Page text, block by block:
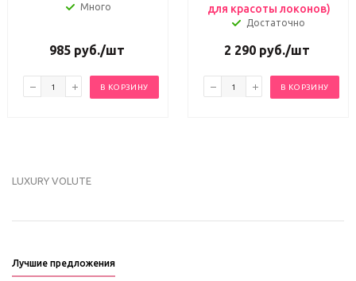
Много
985руб./шт
В КОРЗИНУ
для красоты локонов)
Достаточно
2 290 руб./шт
В КОРЗИНУ
LUXURY VOLUTE
Лучшие предложения